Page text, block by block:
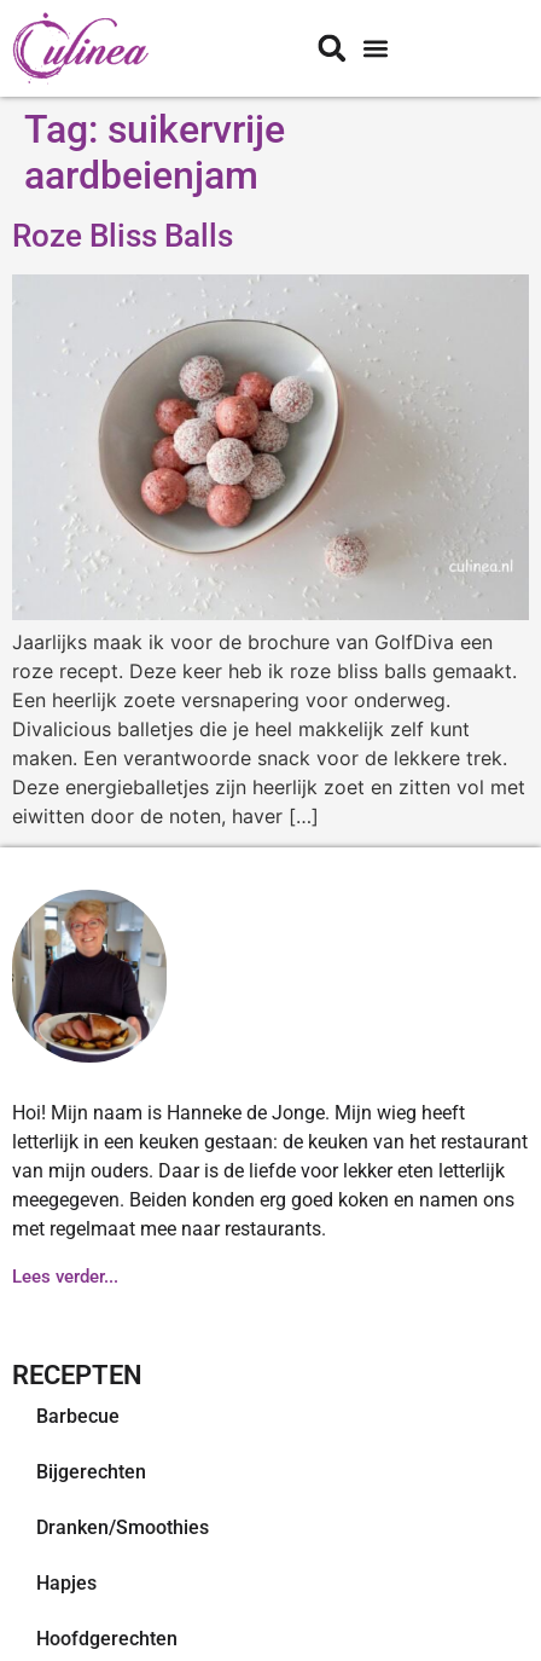
Tag: suikervrije
aardbeienjam
Roze Bliss Balls
Jaarlijks maak ik voor de brochure van GolfDiva een
roze recept. Deze keer heb ik roze bliss balls gemaakt.
Een heerlijk zoete versnapering voor onderweg.
Divalicious balletjes die je heel makkelijk zelf kunt
maken. Een verantwoorde snack voor de lekkere trek.
Deze energieballetjes zijn heerlijk zoet en zitten vol met
eiwitten door de noten, haver […]
Hoi! Mijn naam is Hanneke de Jonge. Mijn wieg heeft
letterlijk in een keuken gestaan: de keuken van het restaurant
van mijn ouders. Daar is de liefde voor lekker eten letterlijk
meegegeven. Beiden konden erg goed koken en namen ons
met regelmaat mee naar restaurants.
Lees verder...
RECEPTEN
Barbecue
Bijgerechten
Dranken/Smoothies
Hapjes
Hoofdgerechten